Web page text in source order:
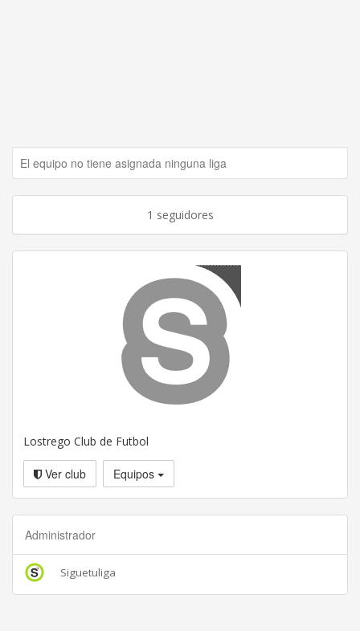
El equipo no tiene asignada ninguna liga
1 seguidores
Lostrego Club de Futbol
Ver club Equipos
Administrador
Siguetuliga